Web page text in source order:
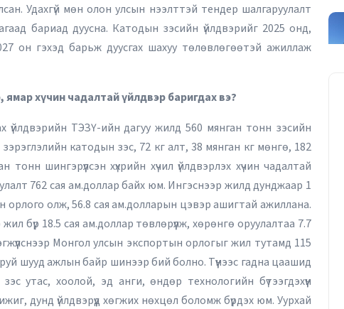
Удахгүй мөн олон улсын нээлттэй тендер шалгаруулалт
бариад дуусна. Катодын зэсийн үйлдвэрийг 2025 онд,
он гэхэд барьж дуусгах шахуу төлөвлөгөөтэй ажиллаж
хүчин чадалтай үйлдвэр баригдах вэ?
үйлдвэрийн ТЭЗҮ-ийн дагуу жилд 560 мянган тонн зэсийн
катодын зэс, 72 кг алт, 38 мянган кг мөнгө, 182
шингэрүүлсэн хүхрийн хүчил үйлдвэрлэх хүчин чадалтай
762 сая ам.доллар байх юм. Ингэснээр жилд дунджаар 1
орлого олж, 56.8 сая ам.долларын цэвэр ашигтай ажиллана.
бүр 18.5 сая ам.доллар төвлөрүүлж, хөрөнгө оруулалтаа 7.7
Монгол улсын экспортын орлогыг жил тутамд 115
шууд ажлын байр шинээр бий болно. Түүнээс гадна цаашид
утас, хоолой, эд анги, өндөр технологийн бүтээгдэхүүн
дунд үйлдвэрүүд хөгжих нөхцөл боломж бүрдэх юм. Уурхай